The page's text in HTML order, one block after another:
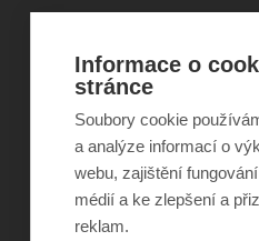
©Obecně prospěšná
Šance
ISSN
Odběr
Informace o
stránce
Soubory cookie
a analýze informací o
webu, zajištění
médií a ke zlepšení a
reklam.